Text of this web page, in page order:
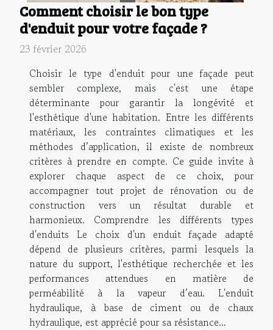
Comment choisir le bon type
d'enduit pour votre façade ?
23 février 2026
Choisir le type d'enduit pour une façade peut
sembler complexe, mais c'est une étape
déterminante pour garantir la longévité et
l'esthétique d'une habitation. Entre les différents
matériaux, les contraintes climatiques et les
méthodes d’application, il existe de nombreux
critères à prendre en compte. Ce guide invite à
explorer chaque aspect de ce choix, pour
accompagner tout projet de rénovation ou de
construction vers un résultat durable et
harmonieux. Comprendre les différents types
d'enduits Le choix d'un enduit façade adapté
dépend de plusieurs critères, parmi lesquels la
nature du support, l'esthétique recherchée et les
performances attendues en matière de
perméabilité à la vapeur d’eau. L'enduit
hydraulique, à base de ciment ou de chaux
hydraulique, est apprécié pour sa résistance...